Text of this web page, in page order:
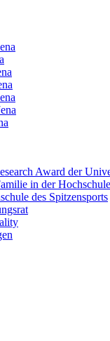
Award der
in der Hochschule
des Spitzensports